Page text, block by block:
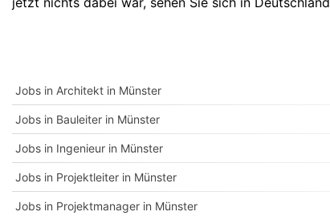
Jobs in Architekt in Münster
Jobs in Bauleiter in Münster
Jobs in Ingenieur in Münster
Jobs in Projektleiter in Münster
Jobs in Projektmanager in Münster